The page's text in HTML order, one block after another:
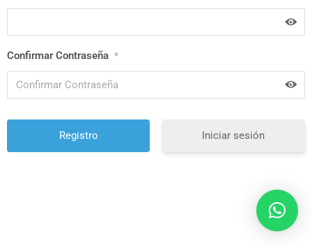
Confirmar Contraseña *
Iniciar sesión